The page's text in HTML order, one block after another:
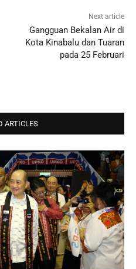
Next article
Gangguan Bekalan Air di
Kota Kinabalu dan Tuaran
pada 25 Februari
ARTICLES